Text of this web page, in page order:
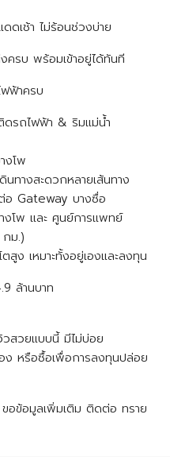
ดเช้า ไม่ร้อนช่วงบ่าย
รบ พร้อมเข้าอยู่ได้ทันที
ฟฟ้าครบ
ดรถไฟฟ้า & ริมแม่น้ำ
งโพ
นทางสะดวกหลายเส้นทาง
อ Gateway บางซื่อ
งโพ และ ศูนย์การแพทย์
กม.)
สูง เหมาะทั้งอยู่เองและลงทุน
ล้านบาท
สวยแบบนี้ มีไม่บ่อย
อง หรือซื้อเพื่อการลงทุนปล่อย
อข้อมูลเพิ่มเติม ติดต่อ ทราย